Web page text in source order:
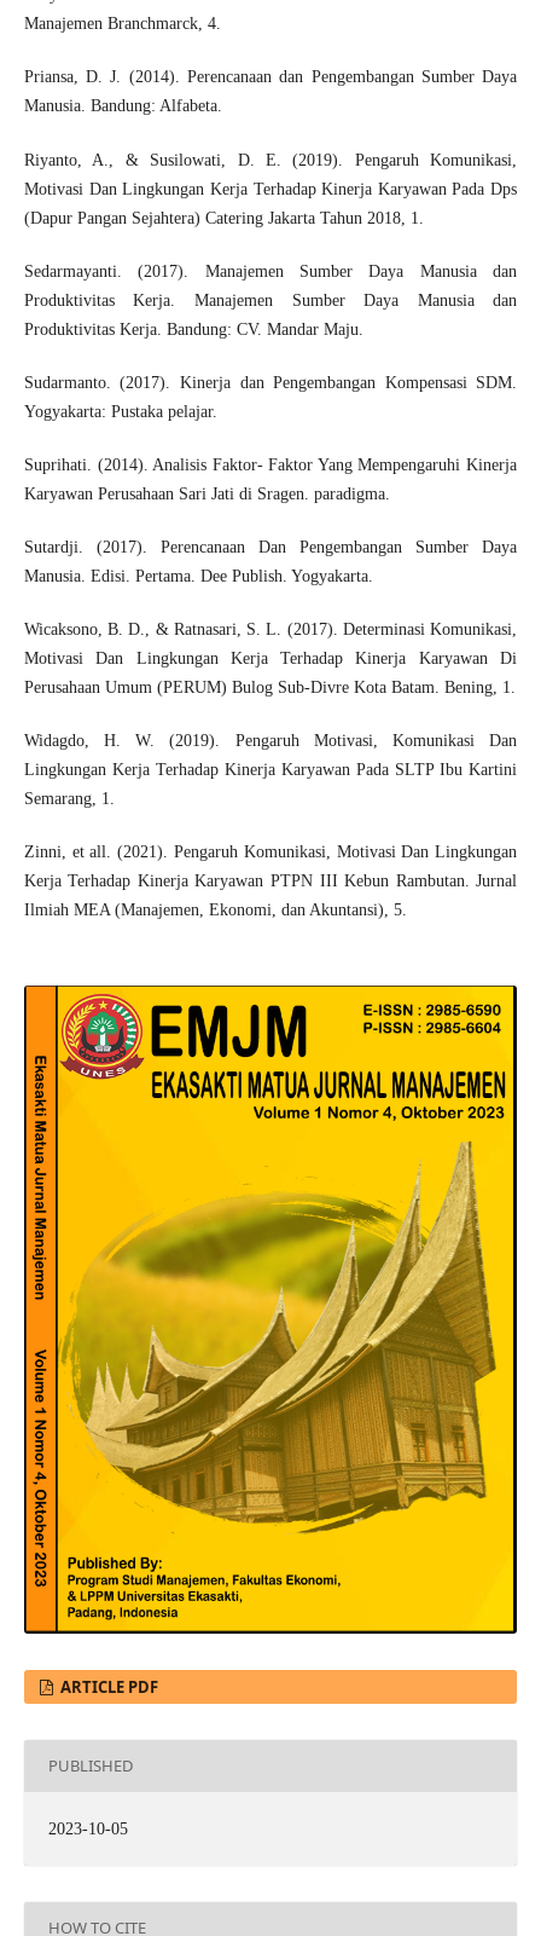
Manajemen Branchmarck, 4.
Priansa, D. J. (2014). Perencanaan dan Pengembangan Sumber Daya
Manusia. Bandung: Alfabeta.
Riyanto, A., & Susilowati, D. E. (2019). Pengaruh Komunikasi,
Motivasi Dan Lingkungan Kerja Terhadap Kinerja Karyawan Pada Dps
(Dapur Pangan Sejahtera) Catering Jakarta Tahun 2018, 1.
Sedarmayanti. (2017). Manajemen Sumber Daya Manusia dan
Produktivitas Kerja. Manajemen Sumber Daya Manusia dan
Produktivitas Kerja. Bandung: CV. Mandar Maju.
Sudarmanto. (2017). Kinerja dan Pengembangan Kompensasi SDM.
Yogyakarta: Pustaka pelajar.
Suprihati. (2014). Analisis Faktor- Faktor Yang Mempengaruhi Kinerja
Karyawan Perusahaan Sari Jati di Sragen. paradigma.
Sutardji. (2017). Perencanaan Dan Pengembangan Sumber Daya
Manusia. Edisi. Pertama. Dee Publish. Yogyakarta.
Wicaksono, B. D., & Ratnasari, S. L. (2017). Determinasi Komunikasi,
Motivasi Dan Lingkungan Kerja Terhadap Kinerja Karyawan Di
Perusahaan Umum (PERUM) Bulog Sub-Divre Kota Batam. Bening, 1.
Widagdo, H. W. (2019). Pengaruh Motivasi, Komunikasi Dan
Lingkungan Kerja Terhadap Kinerja Karyawan Pada SLTP Ibu Kartini
Semarang, 1.
Zinni, et all. (2021). Pengaruh Komunikasi, Motivasi Dan Lingkungan
Kerja Terhadap Kinerja Karyawan PTPN III Kebun Rambutan. Jurnal
Ilmiah MEA (Manajemen, Ekonomi, dan Akuntansi), 5.
ARTICLE PDF
PUBLISHED
2023-10-05
HOW TO CITE